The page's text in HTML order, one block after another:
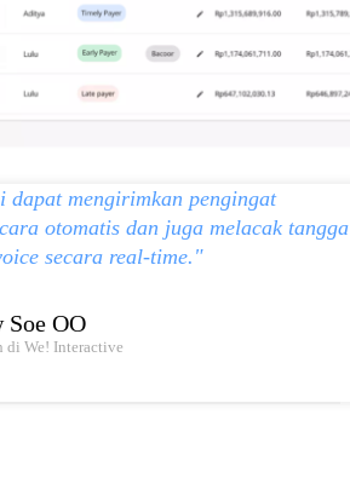
dapat mengirimkan pengingat
otomatis dan juga melacak
secara real-time."
Soe OO
di We! Interactive